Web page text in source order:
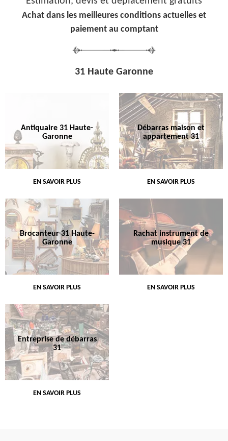
Achat dans les meilleures conditions actuelles et
paiement au comptant
31 Haute Garonne
Antiquaire 31 Haute-
Garonne
EN SAVOIR PLUS
Débarras maison et
appartement 31
EN SAVOIR PLUS
Brocanteur 31 Haute-
Garonne
EN SAVOIR PLUS
Rachat instrument de
musique 31
EN SAVOIR PLUS
Entreprise de débarras
31
EN SAVOIR PLUS